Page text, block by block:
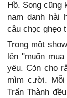
Hồ. Song cũng
nam danh hài
câu chọc ghẹo
Trong một
lên "muốn
yêu. Còn cho
mìm cười. Mỗi
Trấn Thành